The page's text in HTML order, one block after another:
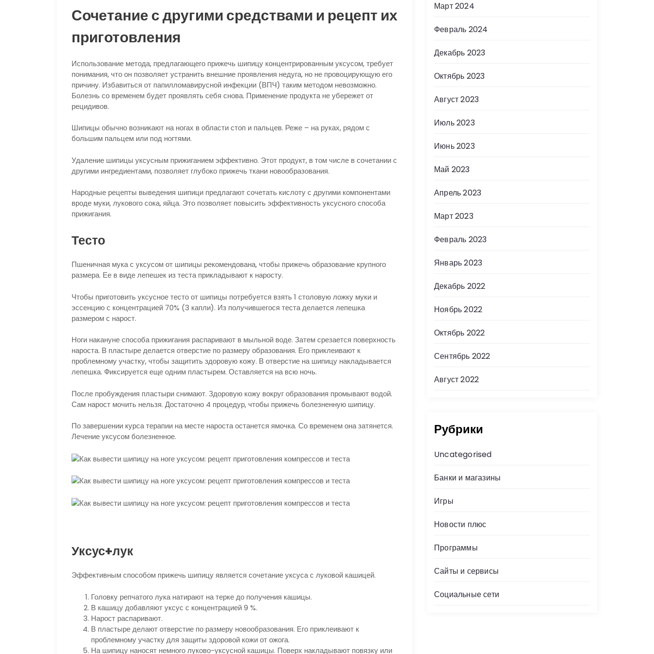
Сочетание с другими средствами и рецепт их
приготовления
Использование метода, предлагающего прижечь шипицу концентрированным уксусом, требует
понимания, что он позволяет устранить внешние проявления недуга, но не провоцирующую его
причину. Избавиться от папилломавирусной инфекции (ВПЧ) таким методом невозможно.
Болезнь со временем будет проявлять себя снова. Применение продукта не убережет от
рецидивов.
Шипицы обычно возникают на ногах в области стоп и пальцев. Реже – на руках, рядом с
большим пальцем или под ногтями.
Удаление шипицы уксусным прижиганием эффективно. Этот продукт, в том числе в сочетании с
другими ингредиентами, позволяет глубоко прижечь ткани новообразования.
Народные рецепты выведения шипици предлагают сочетать кислоту с другими компонентами
вроде муки, лукового сока, яйца. Это позволяет повысить эффективность уксусного способа
прижигания.
Тесто
Пшеничная мука с уксусом от шипицы рекомендована, чтобы прижечь образование крупного
размера. Ее в виде лепешек из теста прикладывают к наросту.
Чтобы приготовить уксусное тесто от шипицы потребуется взять 1 столовую ложку муки и
эссенцию с концентрацией 70% (3 капли). Из получившегося теста делается лепешка
размером с нарост.
Ноги накануне способа прижигания распаривают в мыльной воде. Затем срезается поверхность
нароста. В пластыре делается отверстие по размеру образования. Его приклеивают к
проблемному участку, чтобы защитить здоровую кожу. В отверстие на шипицу накладывается
лепешка. Фиксируется еще одним пластырем. Оставляется на всю ночь.
После пробуждения пластыри снимают. Здоровую кожу вокруг образования промывают водой.
Сам нарост мочить нельзя. Достаточно 4 процедур, чтобы прижечь болезненную шипицу.
По завершении курса терапии на месте нароста останется ямочка. Со временем она затянется.
Лечение уксусом болезненное.
Уксус+лук
Эффективным способом прижечь шипицу является сочетание уксуса с луковой кашицей.
Головку репчатого лука натирают на терке до получения кашицы.
В кашицу добавляют уксус с концентрацией 9 %.
Нарост распаривают.
В пластыре делают отверстие по размеру новообразования. Его приклеивают к
проблемному участку для защиты здоровой кожи от ожога.
На шипицу наносят немного луково-уксусной кашицы. Поверх накладывают повязку или
Март 2024
Февраль 2024
Декабрь 2023
Октябрь 2023
Август 2023
Июль 2023
Июнь 2023
Май 2023
Апрель 2023
Март 2023
Февраль 2023
Январь 2023
Декабрь 2022
Ноябрь 2022
Октябрь 2022
Сентябрь 2022
Август 2022
Рубрики
Uncategorised
Банки и магазины
Игры
Новости плюс
Программы
Сайты и сервисы
Социальные сети